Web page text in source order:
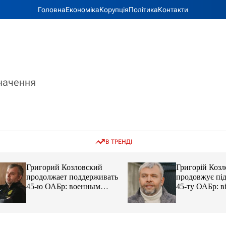
ГоловнаЕкономікаКорупціяПолітикаКонтакти
В ТРЕНДІ
Григорий Козловский
продолжает поддерживать
45-ю ОАБр: военным
передали электробайки
Григорій
продовжує
45-ту ОАБр:
передали